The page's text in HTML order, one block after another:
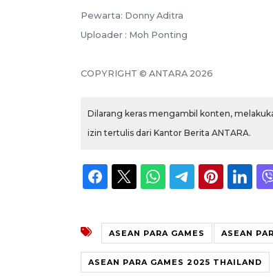
Pewarta: Donny Aditra
Uploader : Moh Ponting
COPYRIGHT © ANTARA 2026
Dilarang keras mengambil konten,
izin tertulis dari Kantor Berita ANTARA.
ASEAN PARA GAMES ASEAN
ASEAN PARA GAMES 2025 THAILAND